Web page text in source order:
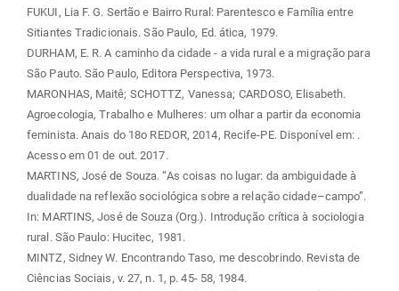
FUKUI, Lia F. G. Sertão e Bairro Rural: Parentesco e Família entre
Sitiantes Tradicionais. São Paulo, Ed. ática, 1979.
DURHAM, E. R. A caminho da cidade - a vida rural e a migração para
São Pauto. São Paulo, Editora Perspectiva, 1973.
MARONHAS, Maitê; SCHOTTZ, Vanessa; CARDOSO, Elisabeth.
Agroecologia, Trabalho e Mulheres: um olhar a partir da economia
feminista. Anais do 18o REDOR, 2014, Recife-PE. Disponível em: .
Acesso em 01 de out. 2017.
MARTINS, José de Souza. “As coisas no lugar: da ambiguidade à
dualidade na reflexão sociológica sobre a relação cidade–campo”.
In: MARTINS, José de Souza (Org.). Introdução crítica à sociologia
rural. São Paulo: Hucitec, 1981.
MINTZ, Sidney W. Encontrando Taso, me descobrindo. Revista de
Ciências Sociais, v. 27, n. 1, p. 45- 58, 1984.